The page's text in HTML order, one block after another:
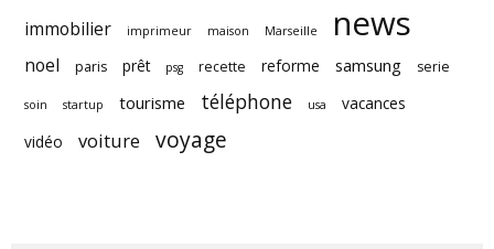
immobilier imprimeur maison Marseille news
noel paris prêt psg recette reforme samsung serie
soin startup tourisme téléphone usa
vacances
vidéo
voiture voyage